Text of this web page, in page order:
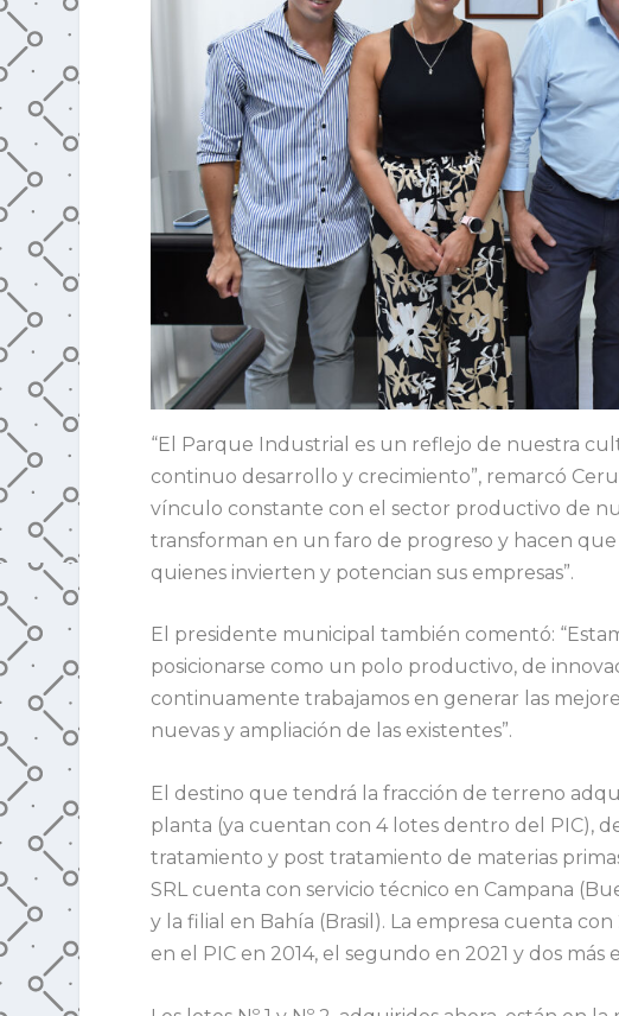
“El Parque Industrial es un reflejo de nuestra
continuo desarrollo y crecimiento”, remarcó
vínculo constante con el sector productivo de
transforman en un faro de progreso y hacen
quienes invierten y potencian sus empresas”.
El presidente municipal también comentó:
posicionarse como un polo productivo, de
continuamente trabajamos en generar las
nuevas y ampliación de las existentes”.
El destino que tendrá la fracción de terreno
planta (ya cuentan con 4 lotes dentro del PIC),
tratamiento y post tratamiento de materias
SRL cuenta con servicio técnico en Campana
y la filial en Bahía (Brasil). La empresa cuenta
en el PIC en 2014, el segundo en 2021 y dos más